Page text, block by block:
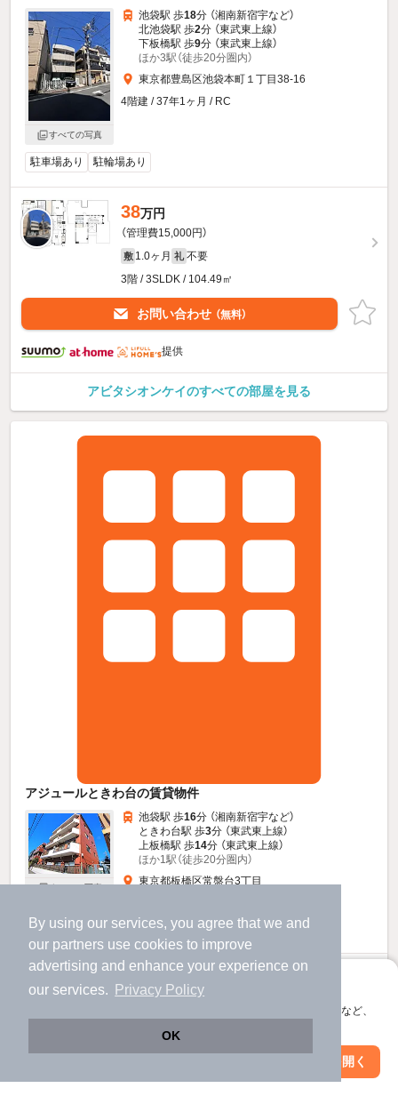
By using our services, you agree that we and
our partners use cookies to improve
advertising and enhance your experience on
our services.
Privacy Policy
OK
アプリに切り替えて、サクサクお部屋探し
会員登録なしですぐ使える。マップ検索やお気に入り保存など、
アプリを開く
すべての写真
池袋駅 歩18分 （湘南新宿宇など）
北池袋駅 歩2分 （東武東上線）
下板橋駅 歩9分 （東武東上線）
ほか3駅（徒歩20分圏内）
東京都豊島区池袋本町１丁目38-16
4階建 / 37年1ヶ月 / RC
駐車場あり 駐輪場あり
38万円
（管理費15,000円）
敷 1.0ヶ月 礼 不要
3階 / 3SLDK / 104.49㎡
お問い合わせ （無料）
提供
アビタシオンケイのすべての部屋を見る
アジュールときわ台の賃貸物件
池袋駅 歩16分 （湘南新宿宇など）
ときわ台駅 歩3分 （東武東上線）
上板橋駅 歩14分 （東武東上線）
ほか1駅（徒歩20分圏内）
東京都板橋区常盤台3丁目
駐輪場あり
宅配ボックス
（管理費5,000円）
不要
1.0ヶ月
絞り込み条件を変更